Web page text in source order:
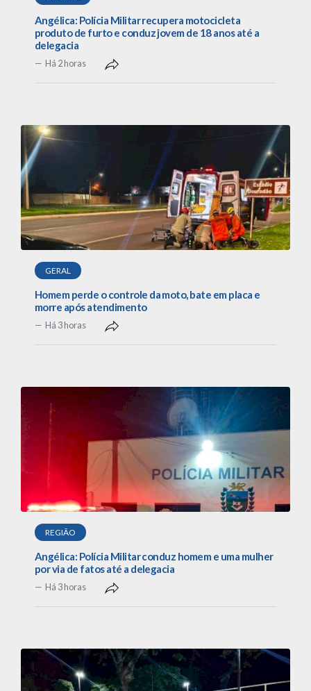
Angélica: Polícia Militar recupera motocicleta
produto de furto e conduz jovem de 18 anos até a
delegacia
Há 2 horas
GERAL
Homem perde o controle da moto, bate em placa e
morre após atendimento
Há 3 horas
REGIÃO
Angélica: Polícia Militar conduz homem e uma mulher
por via de fatos até a delegacia
Há 3 horas